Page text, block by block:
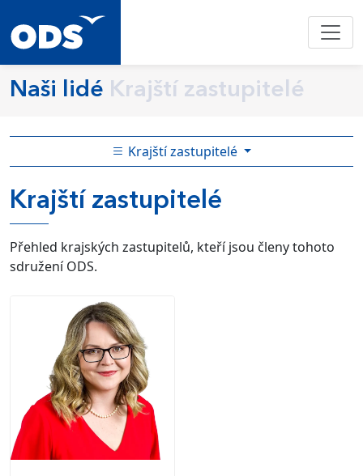
Naši lidé Krajští zastupitelé
Krajští zastupitelé
Krajští zastupitelé
Přehled krajských zastupitelů, kteří jsou členy tohoto
sdružení ODS.